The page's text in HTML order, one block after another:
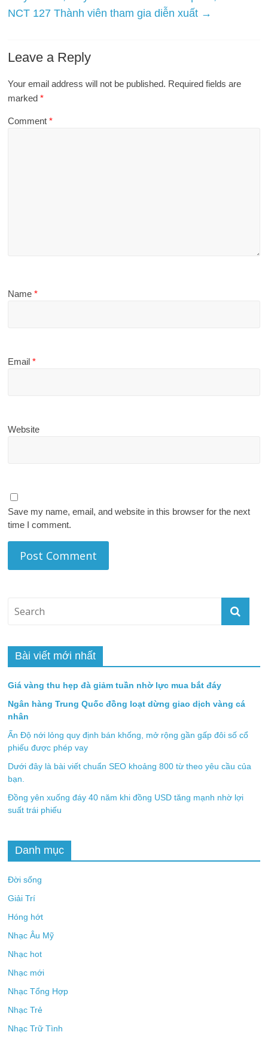
NCT 127 Thành viên tham gia diễn xuất →
Leave a Reply
Your email address will not be published. Required fields are
marked*
Comment*
Name*
Email*
Website
Save my name, email, and website in this browser for the next
time I comment.
Bài viết mới nhất
Giá vàng thu hẹp đà giảm tuần nhờ lực mua bắt đáy
Ngân hàng Trung Quốc đồng loạt dừng giao dịch vàng cá
nhân
Ấn Độ nới lỏng quy định bán khống, mở rộng gần gấp đôi số cổ
phiếu được phép vay
Dưới đây là bài viết chuẩn SEO khoảng 800 từ theo yêu cầu của
bạn.
Đồng yên xuống đáy 40 năm khi đồng USD tăng mạnh nhờ lợi
suất trái phiếu
Danh mục
Đời sống
Giải Trí
Hóng hớt
Nhạc Âu Mỹ
Nhạc hot
Nhạc mới
Nhạc Tổng Hợp
Nhạc Trẻ
Nhạc Trữ Tình